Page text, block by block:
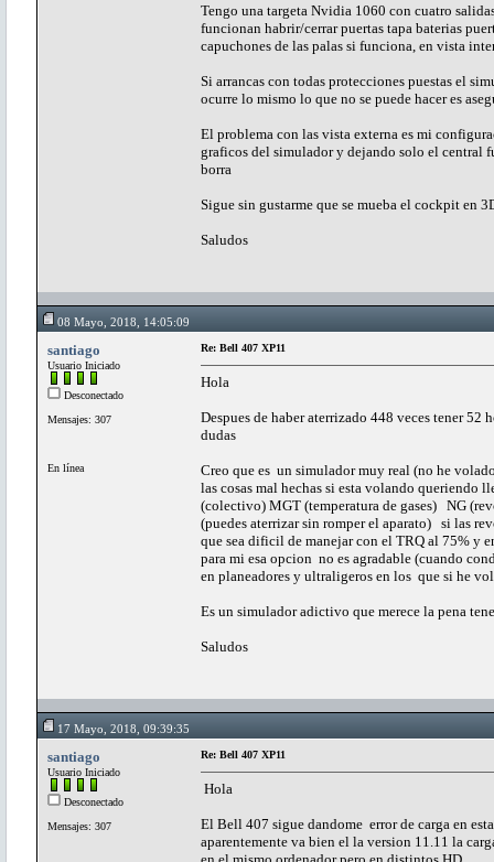
Tengo una targeta Nvidia 1060 con cuatro
funcionan habrir/cerrar puertas tapa baterias
capuchones de las palas si funciona, en vista
Si arrancas con todas protecciones puestas el
ocurre lo mismo lo que no se puede hacer es
El problema con las vista externa es mi
graficos del simulador y dejando solo el central
borra
Sigue sin gustarme que se mueba el cockpit en
Saludos
08 Mayo, 2018, 14:05:09
santiago
Usuario Iniciado
Desconectado
Mensajes: 307
En línea
Re: Bell 407 XP11
Hola
Despues de haber aterrizado 448 veces tener 52
dudas
Creo que es un simulador muy real (no he
las cosas mal hechas si esta volando
(colectivo) MGT (temperatura de gases) NG
(puedes aterrizar sin romper el aparato) si las
que sea dificil de manejar con el TRQ al 75% y
para mi esa opcion no es agradable (cuando
en planeadores y ultraligeros en los que si he
Es un simulador adictivo que merece la pena
Saludos
17 Mayo, 2018, 09:39:35
santiago
Usuario Iniciado
Desconectado
Mensajes: 307
Re: Bell 407 XP11
Hola
El Bell 407 sigue dandome error de carga en
aparentemente va bien el la version 11.11 la